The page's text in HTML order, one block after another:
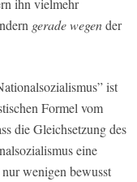
ihn vielmehr
gerade wegender
ist
Formel vom
die Gleichsetzung des
eine
wenigen bewusst